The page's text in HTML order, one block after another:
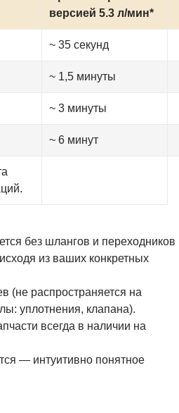
версией 5.3 л/мин*
~ 35 секунд
~ 1,5 минуты
~ 3 минуты
~ 6 минут
без шлангов и переходников
из ваших конкретных
(не распространяется на
уплотнения, клапана).
всегда в наличии на
— интуитивно понятное